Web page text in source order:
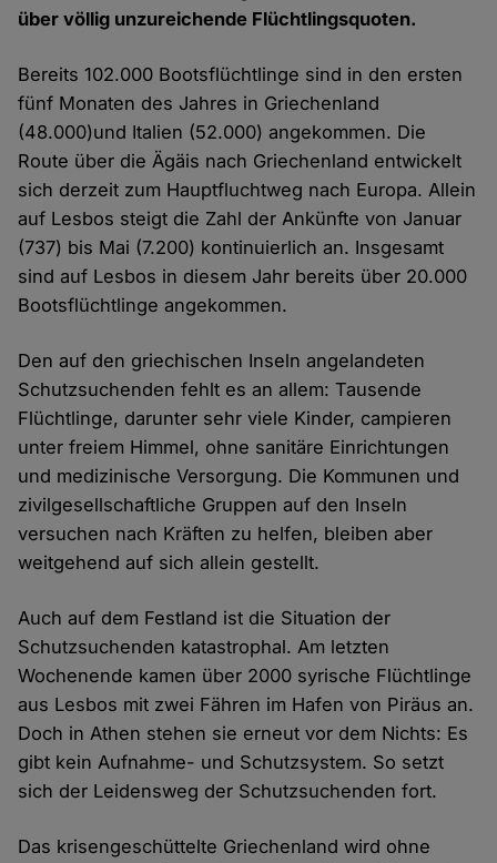
über völlig unzureichende Flüchtlingsquoten.
Bereits 102.000 Bootsflüchtlinge sind in den ersten
fünf Monaten des Jahres in Griechenland
(48.000)und Italien (52.000) angekommen. Die
Route über die Ägäis nach Griechenland entwickelt
sich derzeit zum Hauptfluchtweg nach Europa. Allein
auf Lesbos steigt die Zahl der Ankünfte von Januar
(737) bis Mai (7.200) kontinuierlich an. Insgesamt
sind auf Lesbos in diesem Jahr bereits über 20.000
Bootsflüchtlinge angekommen.
Den auf den griechischen Inseln angelandeten
Schutzsuchenden fehlt es an allem: Tausende
Flüchtlinge, darunter sehr viele Kinder, campieren
unter freiem Himmel, ohne sanitäre Einrichtungen
und medizinische Versorgung. Die Kommunen und
zivilgesellschaftliche Gruppen auf den Inseln
versuchen nach Kräften zu helfen, bleiben aber
weitgehend auf sich allein gestellt.
Auch auf dem Festland ist die Situation der
Schutzsuchenden katastrophal. Am letzten
Wochenende kamen über 2000 syrische Flüchtlinge
aus Lesbos mit zwei Fähren im Hafen von Piräus an.
Doch in Athen stehen sie erneut vor dem Nichts: Es
gibt kein Aufnahme- und Schutzsystem. So setzt
sich der Leidensweg der Schutzsuchenden fort.
Das krisengeschüttelte Griechenland wird ohne